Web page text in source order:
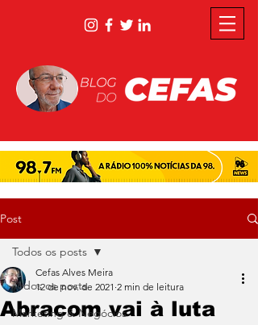
Post
Todos os posts
Marketing & Negócios
Todos os posts
Abracom vai à luta
Cefas Alves Meira
12 de nov. de 2021 2 min de leitura